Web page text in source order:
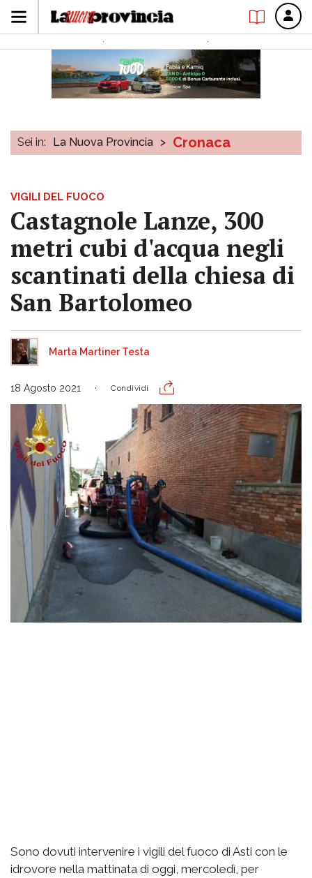
Sei in: La Nuova Provincia > Cronaca
VIGILI DEL FUOCO
Castagnole Lanze, 300
metri cubi d'acqua negli
scantinati della chiesa di
San Bartolomeo
Marta Martiner Testa
18 Agosto 2021 Condividi
Sono dovuti intervenire i vigili del fuoco di Asti con le
idrovore nella mattinata di oggi, mercoledì, per